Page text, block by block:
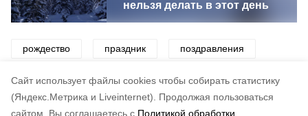
Cайт использует файлы cookies чтобы собирать статистику
(Яндекс.Метрика и Liveinternet).
Продолжая пользоваться
сайтом, Вы соглашаетесь с Политикой обработки
нельзя делать в этот день
рождество праздник поздравления
картинки открытки